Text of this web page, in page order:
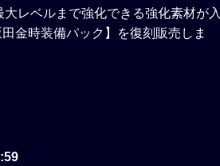
レベルまで強化できる強化素材が入
金時装備パック】を復刻販売しま